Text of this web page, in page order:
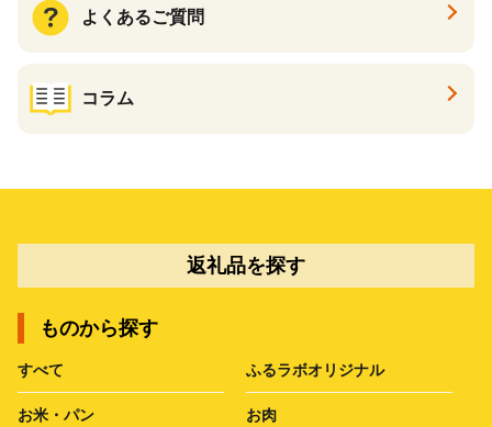
よくあるご質問
コラム
返礼品を探す
ものから探す
すべて ふるラボオリジナル
お米・パン お肉